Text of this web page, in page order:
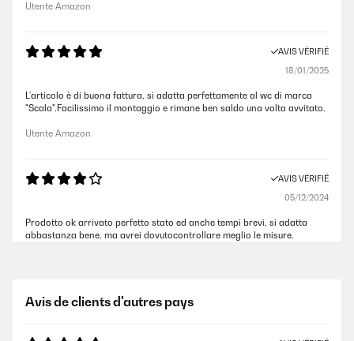
Utente Amazon
AVIS VÉRIFIÉ
18/01/2025
L’articolo è di buona fattura, si adatta perfettamente al wc di marca
"Scala".Facilissimo il montaggio e rimane ben saldo una volta avvitato.
Utente Amazon
AVIS VÉRIFIÉ
05/12/2024
Prodotto ok arrivato perfetto stato ed anche tempi brevi, si adatta
abbastanza bene, ma avrei dovutocontrollare meglio le misure.
Avis de clients d'autres pays